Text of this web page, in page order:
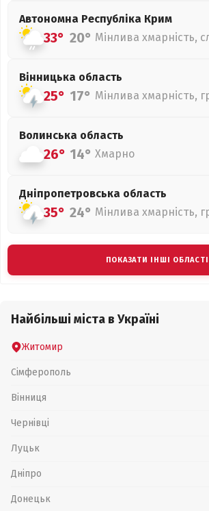
Автономна Республіка Крим
33° 20° Мінлива хмарність,
Вінницька область
25° 17° Мінлива хмарність,
Волинська область
26° 14° Хмарно
Дніпропетровська область
35° 24° Мінлива хмарність,
ПОКАЗАТИ ІНШІ ОБЛАСТІ
Найбільші міста в Україні
Житомир
Сімферополь
Вінниця
Чернівці
Луцьк
Дніпро
Донецьк